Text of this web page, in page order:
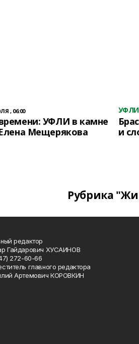
, 06:00
УФЛИ в камне
Мещерякова
УФЛИ
и
Рубрика
редактор
Гайдарович ХУСАИНОВ
272-60-66
главного редактора
Артемович КОРОВКИН